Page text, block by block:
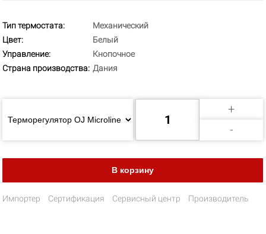
Тип термостата:
Механический
Цвет:
Белый
Управление:
Кнопочное
Страна производства: Дания
+
-
Импортер Сертификация Сервисный центр Производитель